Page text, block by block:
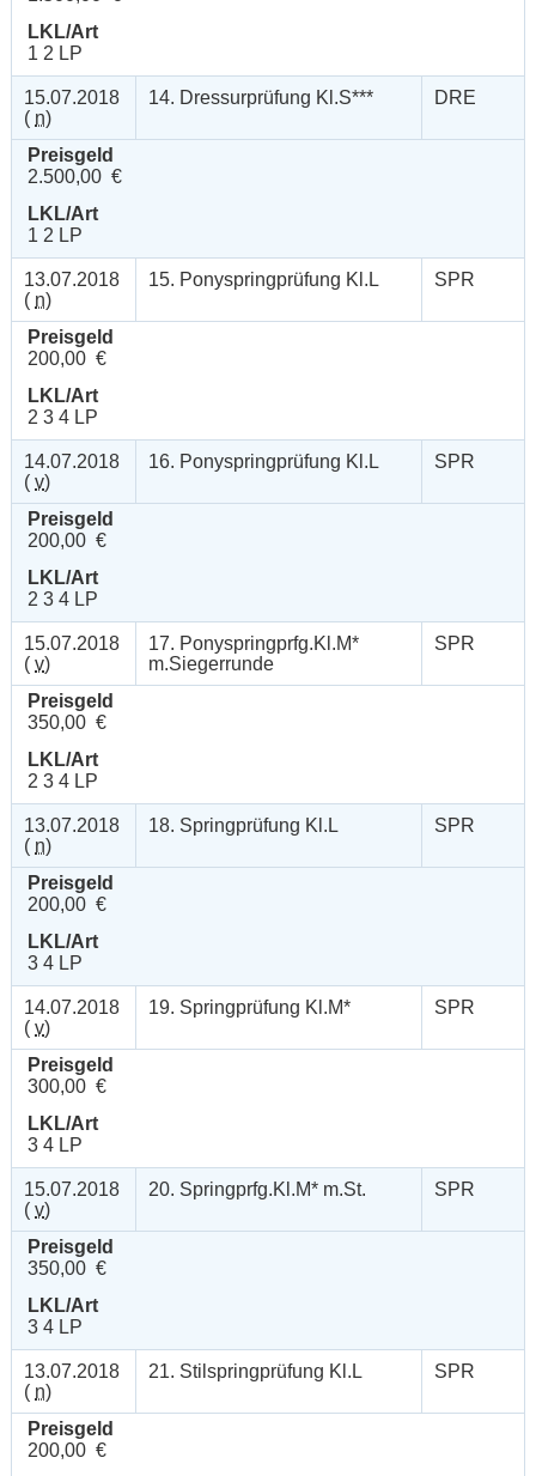
LKL/Art
1 2 LP
15.07.2018
( n)
14. Dressurprüfung Kl.S*** DRE
Preisgeld
2.500,00 €
LKL/Art
1 2 LP
13.07.2018
( n)
15. Ponyspringprüfung Kl.L SPR
Preisgeld
200,00 €
LKL/Art
2 3 4 LP
14.07.2018
( v)
16. Ponyspringprüfung Kl.L SPR
Preisgeld
200,00 €
LKL/Art
2 3 4 LP
15.07.2018
( v)
17. Ponyspringprfg.Kl.M*
m.Siegerrunde
SPR
Preisgeld
350,00 €
LKL/Art
2 3 4 LP
13.07.2018
( n)
18. Springprüfung Kl.L SPR
Preisgeld
200,00 €
LKL/Art
3 4 LP
14.07.2018
( v)
19. Springprüfung Kl.M* SPR
Preisgeld
300,00 €
LKL/Art
3 4 LP
15.07.2018
( v)
20. Springprfg.Kl.M* m.St. SPR
Preisgeld
350,00 €
LKL/Art
3 4 LP
13.07.2018
( n)
21. Stilspringprüfung Kl.L SPR
Preisgeld
200,00 €